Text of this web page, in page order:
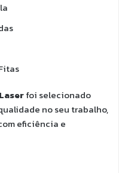
foi selecionado
no seu trabalho,
eficiência e